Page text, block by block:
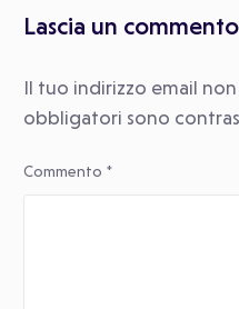
Lascia un commento
Il tuo indirizzo email
obbligatori sono
Commento *